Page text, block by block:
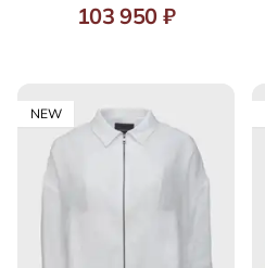
103 950 ₽
NEW